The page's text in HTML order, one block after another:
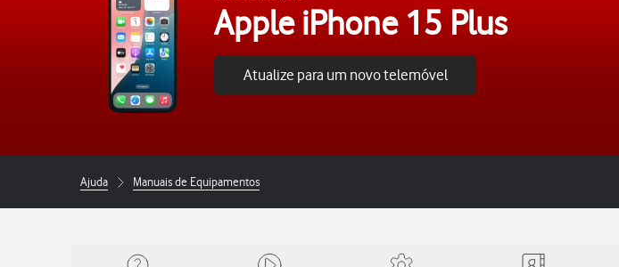
Apple iPhone 15 Plus
Atualize para um novo telemóvel
Ajuda Manuais de Equipamentos